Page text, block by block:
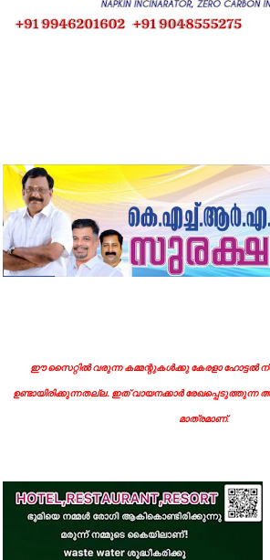
ഈ സൈറ്റിൽ വരുന്ന കമ്മന്റുകൾക്കു കേരളാ ഹോട്ടൽ
ഉണ്ടായിരിക്കുന്നതല്ല. ഇത് വായനക്കാർ
മാത്രമാണ്.